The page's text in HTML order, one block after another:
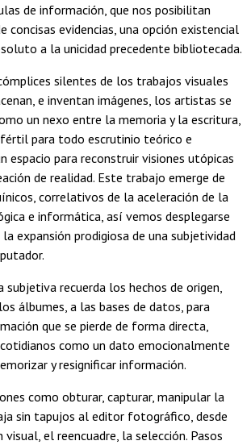
de información, que nos posibilitan
concisas evidencias, una opción existencial
a la unicidad precedente bibliotecada.
silentes de los trabajos visuales
e inventan imágenes, los artistas se
un nexo entre la memoria y la escritura,
para todo escrutinio teórico e
espacio para reconstruir visiones utópicas
de realidad. Este trabajo emerge de
correlativos de la aceleración de la
e informática, así vemos desplegarse
expansión prodigiosa de una subjetividad
subjetiva recuerda los hechos de origen,
álbumes, a las bases de datos, para
que se pierde de forma directa,
como un dato emocionalmente
y resignificar información.
como obturar, capturar, manipular la
sin tapujos al editor fotográfico, desde
el reencuadre, la selección. Pasos